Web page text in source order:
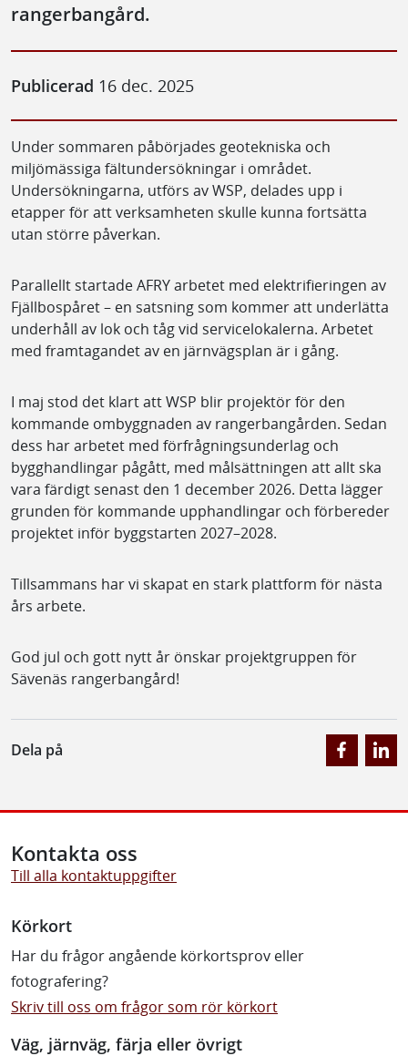
rangerbangård.
Publicerad 16 dec. 2025
Under sommaren påbörjades geotekniska och
miljömässiga fältundersökningar i området.
Undersökningarna, utförs av WSP, delades upp i
etapper för att verksamheten skulle kunna fortsätta
utan större påverkan.
Parallellt startade AFRY arbetet med elektrifieringen av
Fjällbospåret – en satsning som kommer att underlätta
underhåll av lok och tåg vid servicelokalerna. Arbetet
med framtagandet av en järnvägsplan är i gång.
I maj stod det klart att WSP blir projektör för den
kommande ombyggnaden av rangerbangården. Sedan
dess har arbetet med förfrågningsunderlag och
bygghandlingar pågått, med målsättningen att allt ska
vara färdigt senast den 1 december 2026. Detta lägger
grunden för kommande upphandlingar och förbereder
projektet inför byggstarten 2027–2028.
Tillsammans har vi skapat en stark plattform för nästa
års arbete.
God jul och gott nytt år önskar projektgruppen för
Sävenäs rangerbangård!
Dela på
Kontakta oss
Till alla kontaktuppgifter
Körkort
Har du frågor angående körkortsprov eller
fotografering?
Skriv till oss om frågor som rör körkort
Väg, järnväg, färja eller övrigt